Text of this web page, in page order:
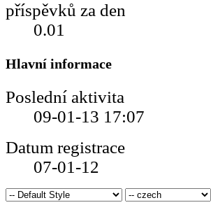
příspěvků za den
0.01
Hlavní informace
Poslední aktivita
09-01-13 17:07
Datum registrace
07-01-12